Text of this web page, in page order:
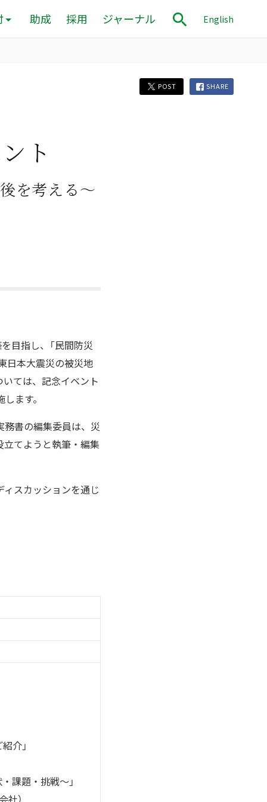
助成 採用 ジャーナル English
POST SHARE
ト
を考える〜
目指し、「民間防災
日本大震災の被災地
ては、記念イベント
ます。
書の編集委員は、災
てようと執筆・編集
スカッションを通じ
介」
課題・挑戦〜」
）